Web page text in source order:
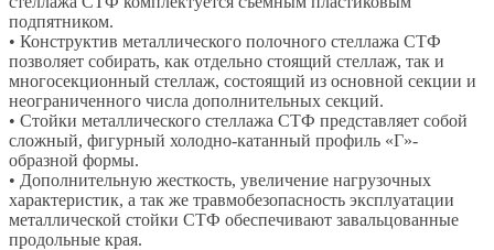
подпятником.
• Конструктив металлического полочного стеллажа СТФ
позволяет собирать, как отдельно стоящий стеллаж, так и
многосекционный стеллаж, состоящий из основной секции и
неограниченного числа дополнительных секций.
• Стойки металлического стеллажа СТФ представляет собой
сложный, фигурный холодно-катанный профиль «Г»-
образной формы.
• Дополнительную жесткость, увеличение нагрузочных
характеристик, а так же травмобезопасность эксплуатации
металлической стойки СТФ обеспечивают завальцованные
продольные края.